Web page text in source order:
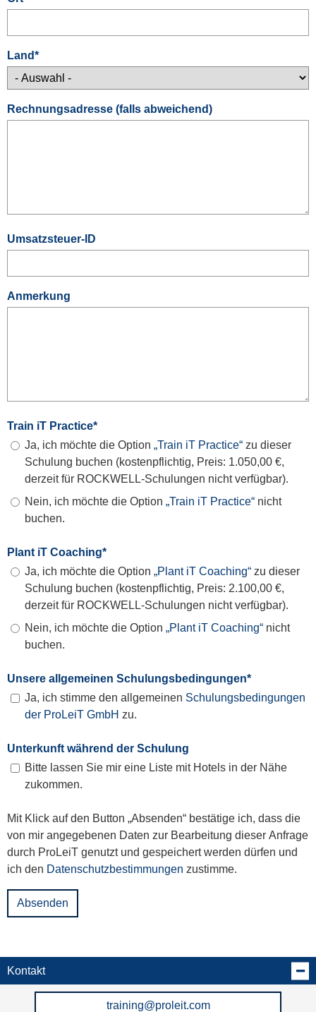
Land*
Rechnungsadresse (falls abweichend)
Umsatzsteuer-ID
Anmerkung
Train iT Practice*
Ja, ich möchte die Option „Train iT Practice“ zu dieser
Schulung buchen (kostenpflichtig, Preis: 1.050,00 €,
derzeit für ROCKWELL-Schulungen nicht verfügbar).
Nein, ich möchte die Option „Train iT Practice“ nicht
buchen.
Plant iT Coaching*
Ja, ich möchte die Option „Plant iT Coaching“ zu dieser
Schulung buchen (kostenpflichtig, Preis: 2.100,00 €,
derzeit für ROCKWELL-Schulungen nicht verfügbar).
Nein, ich möchte die Option „Plant iT Coaching“ nicht
buchen.
Unsere allgemeinen Schulungsbedingungen*
Ja, ich stimme den allgemeinen Schulungsbedingungen
der ProLeiT GmbH zu.
Unterkunft während der Schulung
Bitte lassen Sie mir eine Liste mit Hotels in der Nähe
zukommen.
Mit Klick auf den Button „Absenden“ bestätige ich, dass die
von mir angegebenen Daten zur Bearbeitung dieser Anfrage
durch ProLeiT genutzt und gespeichert werden dürfen und
ich den Datenschutzbestimmungen zustimme.
Kontakt
training@proleit.com